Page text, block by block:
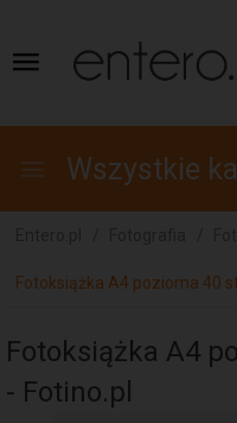
Wszystkie
Fotoksiążka A4 pozioma 40
Fotoksiążka A4
- Fotino.pl